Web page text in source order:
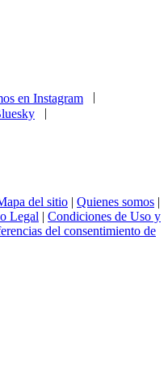
|
del sitio | Quienes somos |
Legal | Condiciones de Uso y
del consentimiento de